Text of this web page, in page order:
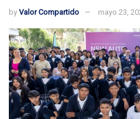
by Valor Compartido mayo 23,